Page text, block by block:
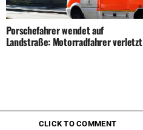
Porschefahrer wendet auf
Landstraße: Motorradfahrer verletzt
CLICK TO COMMENT